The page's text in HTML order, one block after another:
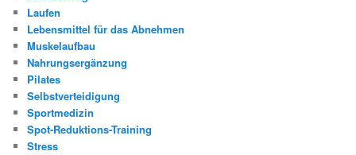
Laufen
Lebensmittel für das Abnehmen
Muskelaufbau
Nahrungsergänzung
Pilates
Selbstverteidigung
Sportmedizin
Spot-Reduktions-Training
Stress